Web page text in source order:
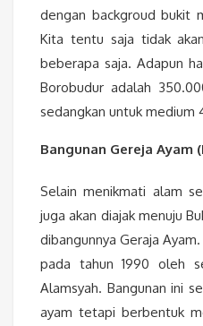
dengan backgroud bukit
Kita tentu saja tidak
beberapa saja. Adapun
Borobudur adalah
sedangkan untuk
Bangunan Gereja Ayam
Selain menikmati alam
juga akan diajak menuju
dibangunnya Geraja
pada tahun 1990 oleh
Alamsyah. Bangunan ini
ayam tetapi berbentuk